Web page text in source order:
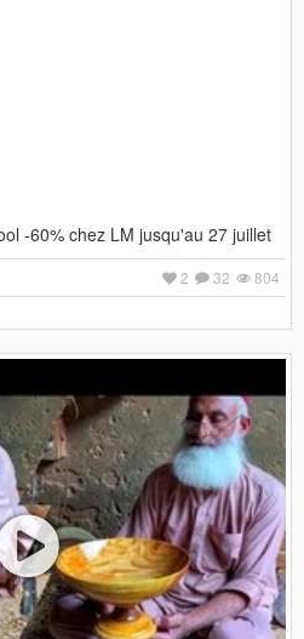
-60% chez LM jusqu'au 27 juillet
804
32
2